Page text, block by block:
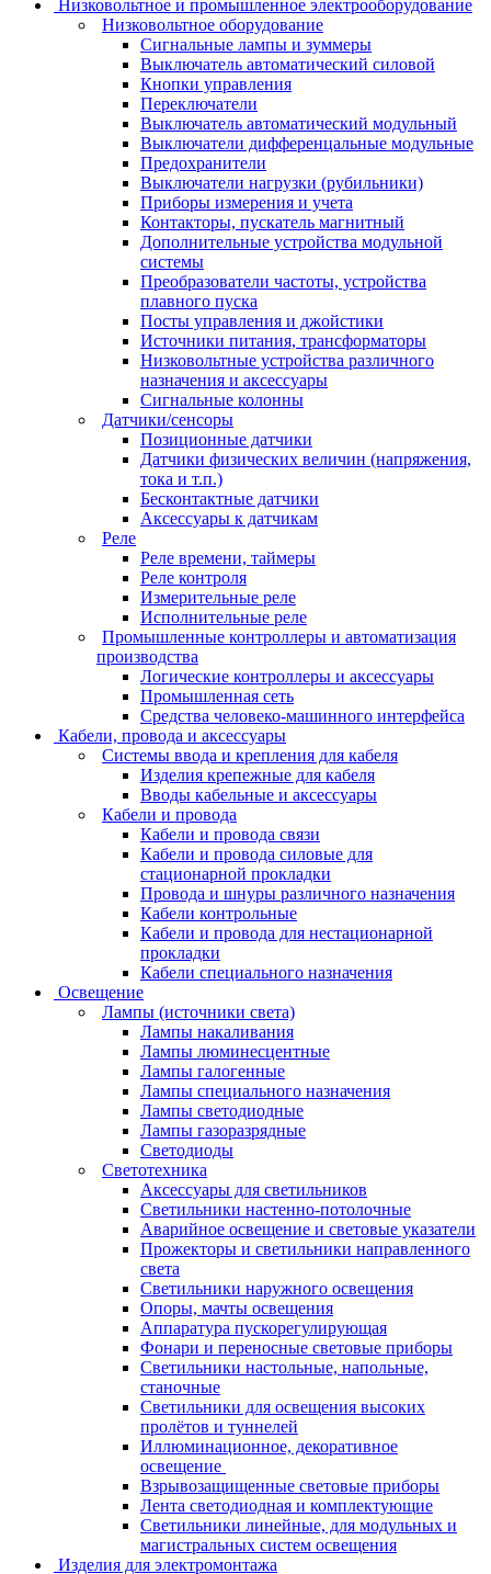
Низковольтное и промышленное электрооборудование
Низковольтное оборудование
Сигнальные лампы и зуммеры
Выключатель автоматический силовой
Кнопки управления
Переключатели
Выключатель автоматический модульный
Выключатели дифференцальные модульные
Предохранители
Выключатели нагрузки (рубильники)
Приборы измерения и учета
Контакторы, пускатель магнитный
Дополнительные устройства модульной
системы
Преобразователи частоты, устройства
плавного пуска
Посты управления и джойстики
Источники питания, трансформаторы
Низковольтные устройства различного
назначения и аксессуары
Сигнальные колонны
Датчики/сенсоры
Позиционные датчики
Датчики физических величин (напряжения,
тока и т.п.)
Бесконтактные датчики
Аксессуары к датчикам
Реле
Реле времени, таймеры
Реле контроля
Измерительные реле
Исполнительные реле
Промышленные контроллеры и автоматизация
производства
Логические контроллеры и аксессуары
Промышленная сеть
Средства человеко-машинного интерфейса
Кабели, провода и аксессуары
Системы ввода и крепления для кабеля
Изделия крепежные для кабеля
Вводы кабельные и аксессуары
Кабели и провода
Кабели и провода связи
Кабели и провода силовые для
стационарной прокладки
Провода и шнуры различного назначения
Кабели контрольные
Кабели и провода для нестационарной
прокладки
Кабели специального назначения
Освещение
Лампы (источники света)
Лампы накаливания
Лампы люминесцентные
Лампы галогенные
Лампы специального назначения
Лампы светодиодные
Лампы газоразрядные
Светодиоды
Светотехника
Аксессуары для светильников
Светильники настенно-потолочные
Аварийное освещение и световые указатели
Прожекторы и светильники направленного
света
Светильники наружного освещения
Опоры, мачты освещения
Аппаратура пускорегулирующая
Фонари и переносные световые приборы
Светильники настольные, напольные,
станочные
Светильники для освещения высоких
пролётов и туннелей
Иллюминационное, декоративное
освещение
Взрывозащищенные световые приборы
Лента светодиодная и комплектующие
Светильники линейные, для модульных и
магистральных систем освещения
Изделия для электромонтажа